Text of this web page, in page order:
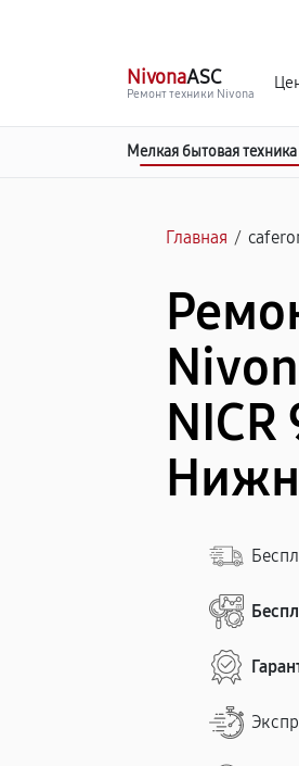
NivonaASC
Ремонт техники Nivona
Мелкая бытовая техника
Главная /
NICR